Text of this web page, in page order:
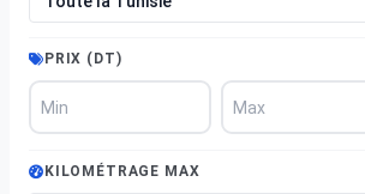
PRIX (DT)
KILOMÉTRAGE MAX